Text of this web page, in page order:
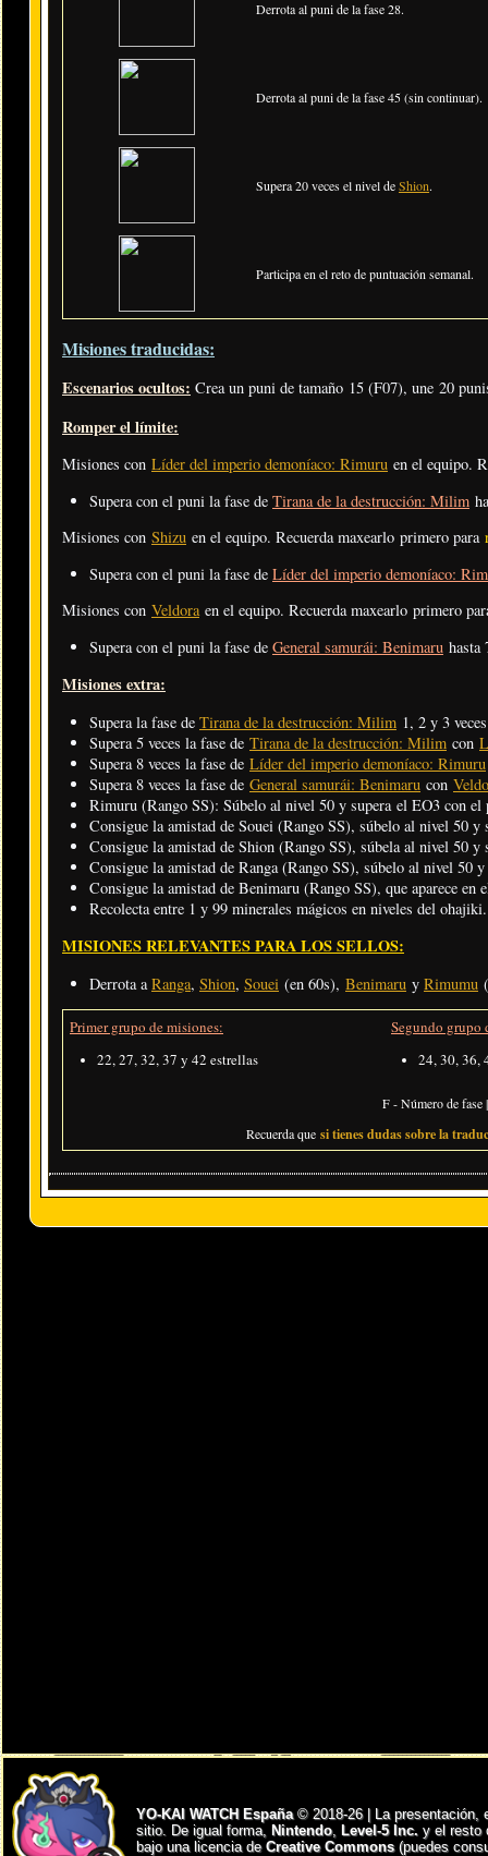
Derrota al puni de la fase 28.
Derrota al puni de la fase 45 (sin continuar).
Supera 20 veces el nivel deShion.
Participa en el reto de puntuación semanal.
Misiones traducidas:
Escenarios ocultos: Crea un puni de tamaño 15 (F07), une 20
Romper el límite:
Misiones con Líder del imperio demoníaco: Rimuru en el equipo.
Supera con el puni la fase de Tirana de la destrucción: Milim
Misiones con Shizu en el equipo. Recuerda maxearlo primero para
Supera con el puni la fase de Líder del imperio demoníaco:
Misiones con Veldoraen el equipo. Recuerda maxearlo primero
Supera con el puni la fase de General samurái: Benimaru hasta
Misiones extra:
Supera la fase de Tirana de la destrucción: Milim 1, 2 y 3
Supera 5 veces la fase de Tirana de la destrucción: Milim con
Supera 8 veces la fase de Líder del imperio demoníaco: Rimuru
Supera 8 veces la fase de General samurái: Benimaru con
Rimuru (Rango SS): Súbelo al nivel 50 y supera el EO3 con el
Consigue la amistad de Souei (Rango SS), súbelo al nivel 50
Consigue la amistad de Shion (Rango SS), súbela al nivel 50
Consigue la amistad de Ranga (Rango SS), súbelo al nivel 50
Consigue la amistad de Benimaru (Rango SS), que aparece en
Recolecta entre 1 y 99 minerales mágicos en niveles del ohajiki.
MISIONES RELEVANTES PARA LOS SELLOS:
Derrota a Ranga, Shion, Souei (en 60s), Benimaru y Rimumu
Primer grupo de misiones:
22, 27, 32, 37 y 42 estrellas
Segundo grupo
24, 30, 36,
F - Número de fase
Recuerda que si tienes dudas sobre la
YO-KAI WATCH España © 2018-26 | La presentación,
sitio. De igual forma, Nintendo, Level-5 Inc. y el resto
bajo una licencia de Creative Commons(puedes